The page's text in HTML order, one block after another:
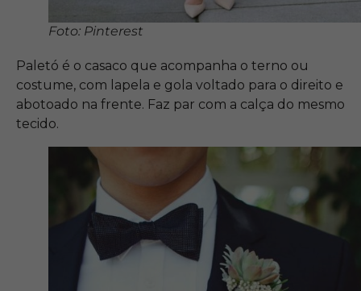
Foto: Pinterest
Paletó é o casaco que acompanha o terno ou
costume, com lapela e gola voltado para o direito e
abotoado na frente. Faz par com a calça do mesmo
tecido.